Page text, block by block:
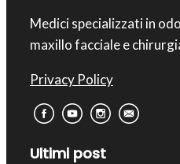
Medici specializzati in
maxillo facciale e
Privacy Policy
Ultimi post